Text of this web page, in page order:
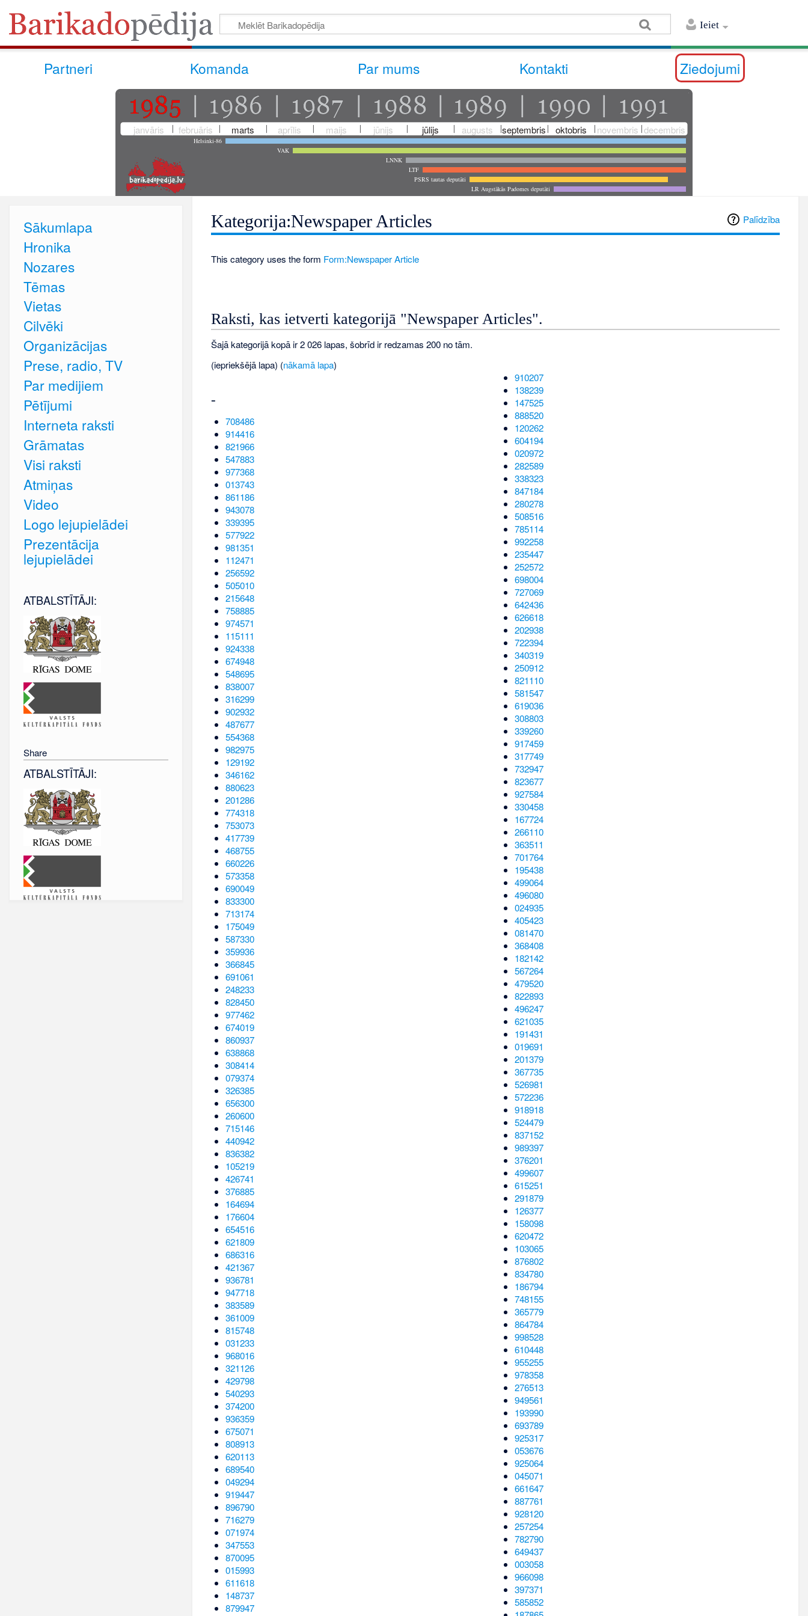
Ieiet
Partneri Komanda Par mums Kontakti Ziedojumi
janvāris februāris marts aprīlis maijs jūnijs jūlijs augusts septembris oktobris novembris decembris
Helsinki-86
VAK
LNNK
LTF
PSRS tautas deputāti
LR Augstākās Padomes deputāti
Palīdzība
Kategorija:Newspaper Articles
This category uses the form Form:Newspaper Article
Raksti, kas ietverti kategorijā "Newspaper Articles".
Šajā kategorijā kopā ir 2 026 lapas, šobrīd ir redzamas 200 no tām.
(iepriekšējā lapa) (nākamā lapa)
-
708486
914416
821966
547883
977368
013743
861186
943078
339395
577922
981351
112471
256592
505010
215648
758885
974571
115111
924338
674948
548695
838007
316299
902932
487677
554368
982975
129192
346162
880623
201286
774318
753073
417739
468755
660226
573358
690049
833300
713174
175049
587330
359936
366845
691061
248233
828450
977462
674019
860937
638868
308414
079374
326385
656300
260600
715146
440942
836382
105219
426741
376885
164694
176604
654516
621809
686316
421367
936781
947718
383589
361009
815748
031233
968016
321126
429798
540293
374200
936359
675071
808913
620113
689540
049294
919447
896790
716279
071974
347553
870095
015993
611618
148737
879947
910207
138239
147525
888520
120262
604194
020972
282589
338323
847184
280278
508516
785114
992258
235447
252572
698004
727069
642436
626618
202938
722394
340319
250912
821110
581547
619036
308803
339260
917459
317749
732947
823677
927584
330458
167724
266110
363511
701764
195438
499064
496080
024935
405423
081470
368408
182142
567264
479520
822893
496247
621035
191431
019691
201379
367735
526981
572236
918918
524479
837152
989397
376201
499607
615251
291879
126377
158098
620472
103065
876802
834780
186794
748155
365779
864784
998528
610448
955255
978358
276513
949561
193990
693789
925317
053676
925064
045071
661647
887761
928120
257254
782790
649437
003058
966098
397371
585852
Sākumlapa
Hronika
Nozares
Tēmas
Vietas
Cilvēki
Organizācijas
Prese, radio, TV
Par medijiem
Pētījumi
Interneta raksti
Grāmatas
Visi raksti
Atmiņas
Video
Logo lejupielādei
Prezentācija
lejupielādei
ATBALSTĪTĀJI:
Share
ATBALSTĪTĀJI: